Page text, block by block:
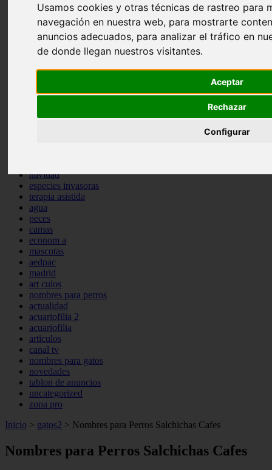
Usamos cookies y otras técnicas de rastreo para
navegación en nuestra web, para mostrarte
anuncios adecuados, para analizar el tráfico en
de donde llegan nuestros visitantes.
Aceptar
Rechazar
Configurar
comportamiento
protagonistas
reptiles
abandono
adopci n
acuario
comercios
navidad
especies invasoras
terapia asistida
agua
peces
camas
econom a
mascotas
aedpac
madrid
art culos
nombres para perros
actualidad
acuariofilia 2
acuariofilia
articulos
canal tv
nombres para gatos
novedades
tablon de anuncios
uncategorized
zona pro
Inicio > gatos2 > Nombres para Perros Salchichas Cafes
Nombres para Perros Salchichas Cafes